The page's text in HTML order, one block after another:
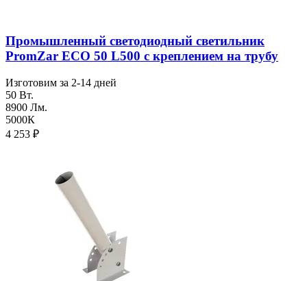
Промышленный светодиодный светильник
PromZar ECO 50 L500 с креплением на трубу
Изготовим за 2-14 дней
50 Вт.
8900 Лм.
5000К
4 253 ₽